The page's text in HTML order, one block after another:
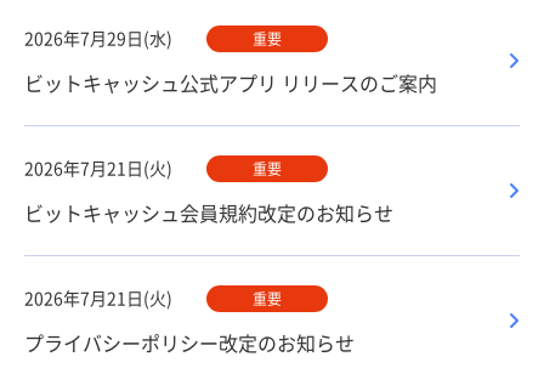
2026年7月29日(水) 重要
ビットキャッシュ公式アプリ リリースのご案内
2026年7月21日(火) 重要
ビットキャッシュ会員規約改定のお知らせ
2026年7月21日(火) 重要
プライバシーポリシー改定のお知らせ